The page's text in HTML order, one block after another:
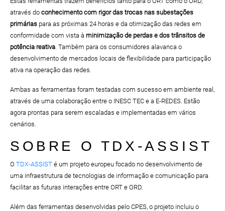
através do conhecimento com rigor das trocas nas subestações
primárias para as próximas 24 horas e da otimização das redes em
conformidade com vista à minimização de perdas e dos trânsitos de
potência reativa. Também para os consumidores alavanca o
desenvolvimento de mercados locais de flexibilidade para participação
ativa na operação das redes.
Ambas as ferramentas foram testadas com sucesso em ambiente real,
através de uma colaboração entre o INESC TEC e a E-REDES. Estão
agora prontas para serem escaladas e implementadas em vários
cenários.
SOBRE O TDX-ASSIST
O TDX-ASSIST é um projeto europeu focado no desenvolvimento de
uma infraestrutura de tecnologias de informação e comunicação para
facilitar as futuras interações entre ORT e ORD.
Além das ferramentas desenvolvidas pelo CPES, o projeto incluiu o